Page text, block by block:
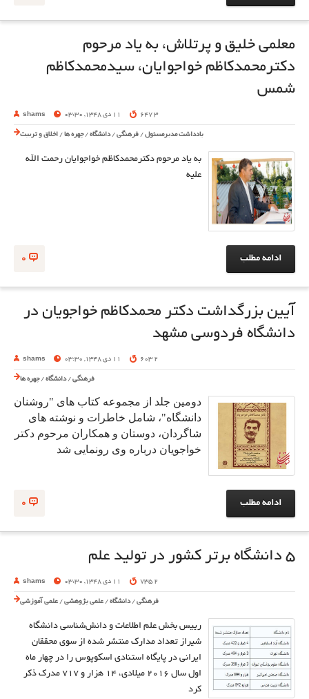
معلمی خلیق و پرتلاش، به یاد مرحوم
دکترمحمدکاظم خواجوایان، سیدمحمدکاظم
شمس
shams 11 دی 1348, 03:30 3 647
یادداشت مدیرمسئول / فرهنگی /دانشگاه /چهره ها / اخلاق و تربیت
به یاد مرحوم دکترمحمدکاظم خواجوایان رحمت الله
علیه
0 ادامه مطلب
آیین بزرگداشت دکتر محمدکاظم خواجویان در
دانشگاه فردوسی مشهد
shams 11 دی 1348, 03:30 2 603
فرهنگی /دانشگاه /چهره ها
دومین جلد از مجموعه کتاب های "روشنان
دانشگاه"، شامل خاطرات و نوشته های
شاگردان، دوستان و همکاران مرحوم دکتر
خواجویان درباره وی رونمایی شد
0 ادامه مطلب
5 دانشگاه برتر کشور در تولید علم
shams 11 دی 1348, 03:30 2 735
فرهنگی /دانشگاه / علمی پژوهشی / علمی آموزشی
رییس بخش علم اطلاعات و دانش‌شناسی دانشگاه
شیراز تعداد مدارک منتشر شده از سوی محققان
ایرانی در پایگاه استنادی اسکوپوس را در چهار ماه
اول سال 2016 میلادی، 14 هزار و 717 مدرک ذکر
کرد